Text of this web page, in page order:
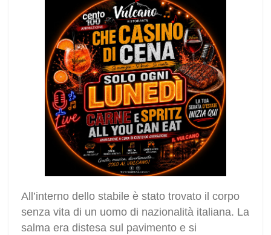
All’interno dello stabile è stato trovato il corpo
senza vita di un uomo di nazionalità italiana. La
salma era distesa sul pavimento e si